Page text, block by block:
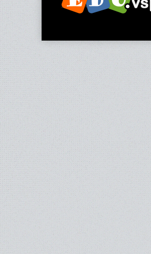
2012-2013 гг.